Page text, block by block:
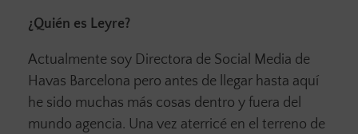
¿Quién es Leyre?
Actualmente soy Directora de Social Media de
Havas Barcelona pero antes de llegar hasta aquí
he sido muchas más cosas dentro y fuera del
mundo agencia. Una vez aterricé en el terreno de